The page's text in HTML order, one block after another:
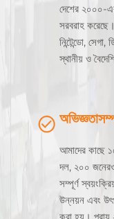
দেশের ২০০০-
সরবরাহ
নিন্টেন্ডো,
স্থানীয় ও
আমাদের কাছে
দল, ২০০ জনেরও
সম্পূর্ণ
উন্নয়ন এবং